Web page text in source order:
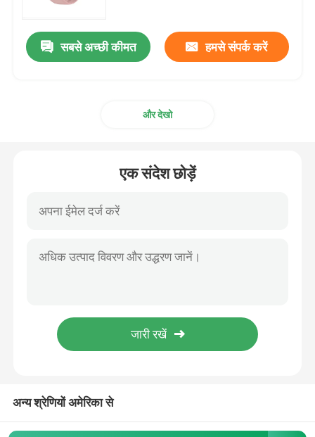
कारखाने का दौरा
गुणवत्ता नियंत्रण
सबसे अच्छी कीमत हमसे संपर्क करें
और देखो
एक संदेश छोड़ें
अन्य श्रेणियों अमेरिका से